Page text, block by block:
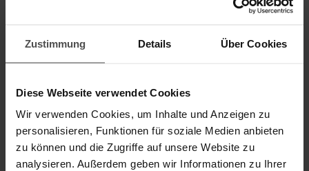
Zustimmung Details Über Cookies
Diese Webseite verwendet Cookies
Wir verwenden Cookies, um Inhalte und Anzeigen zu
personalisieren, Funktionen für soziale Medien anbieten
zu können und die Zugriffe auf unsere Website zu
analysieren. Außerdem geben wir Informationen zu Ihrer
Details
Inhalt
18,95 €
inkl. MwSt., zzgl.
ZUM PRODUKT